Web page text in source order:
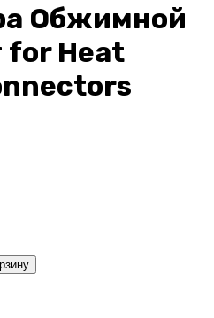
Обжимной
for Heat